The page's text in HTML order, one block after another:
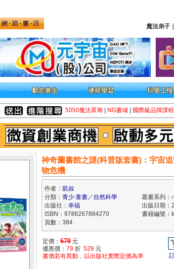
魔法弟子
5050魔法眾籌 NG書城 國際級品牌課程
神奇圖書館之謎(科普版套書)：宇宙
物危機
作者： 凱叔
分類： 青少‧童書／ 自然科學
叢書系列：
出版社： 幸福
出版日期：
ISBN：9786267884270
書籍編號：
頁數：384
定價： 670 元
優惠價： 79 折 529 元
書價若有異動，以出版社實際定價為準